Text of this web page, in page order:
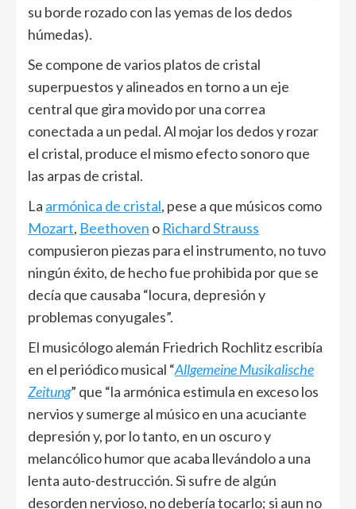
su borde rozado con las yemas de los dedos
húmedas).
Se compone de varios platos de cristal
superpuestos y alineados en torno a un eje
central que gira movido por una correa
conectada a un pedal. Al mojar los dedos y rozar
el cristal, produce el mismo efecto sonoro que
las arpas de cristal.
La armónica de cristal, pese a que músicos como
Mozart, Beethoven o Richard Strauss
compusieron piezas para el instrumento, no tuvo
ningún éxito, de hecho fue prohibida por que se
decía que causaba “locura, depresión y
problemas conyugales”.
El musicólogo alemán Friedrich Rochlitz escribía
en el periódico musical “Allgemeine Musikalische
Zeitung” que “la armónica estimula en exceso los
nervios y sumerge al músico en una acuciante
depresión y, por lo tanto, en un oscuro y
melancólico humor que acaba llevándolo a una
lenta auto-destrucción. Si sufre de algún
desorden nervioso, no debería tocarlo; si aun no